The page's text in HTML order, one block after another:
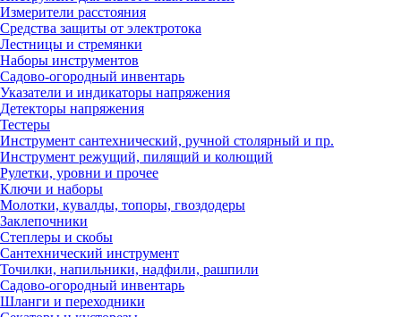
Измерители расстояния
Средства защиты от электротока
Лестницы и стремянки
Наборы инструментов
Садово-огородный инвентарь
Указатели и индикаторы напряжения
Детекторы напряжения
Тестеры
Инструмент сантехнический, ручной столярный и пр.
Инструмент режущий, пилящий и колющий
Рулетки, уровни и прочее
Ключи и наборы
Молотки, кувалды, топоры, гвоздодеры
Заклепочники
Степлеры и скобы
Сантехнический инструмент
Точилки, напильники, надфили, рашпили
Садово-огородный инвентарь
Шланги и переходники